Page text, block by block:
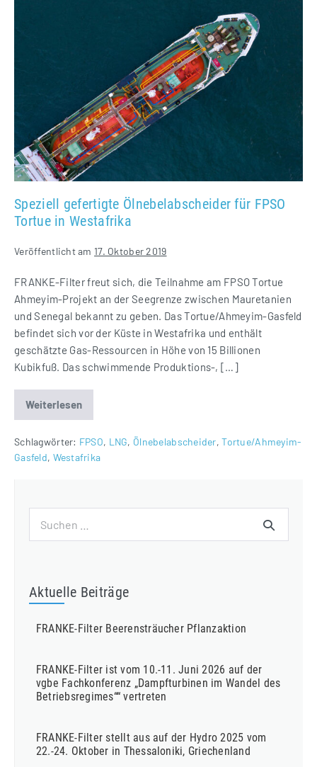
Westafrika
Speziell gefertigte Ölnebelabscheider für FPSO
Tortue in Westafrika
Veröffentlicht am 17. Oktober 2019
FRANKE-Filter freut sich, die Teilnahme am FPSO Tortue
Ahmeyim-Projekt an der Seegrenze zwischen Mauretanien
und Senegal bekannt zu geben. Das Tortue/Ahmeyim-Gasfeld
befindet sich vor der Küste in Westafrika und enthält
geschätzte Gas-Ressourcen in Höhe von 15 Billionen
Kubikfuß. Das schwimmende Produktions-, […]
Weiterlesen
Speziell
gefertigte
für
FPSO
Tortue
Schlagwörter: FPSO, LNG, Ölnebelabscheider,Tortue/Ahmeyim-
Gasfeld, Westafrika
nach:
Aktuelle Beiträge
FRANKE-Filter Beerensträucher Pflanzaktion
FRANKE-Filter ist vom 10.-11. Juni 2026 auf der
vgbe Fachkonferenz „Dampfturbinen im Wandel des
Betriebsregimes““ vertreten
FRANKE-Filter stellt aus auf der Hydro 2025 vom
22.-24. Oktober in Thessaloniki, Griechenland